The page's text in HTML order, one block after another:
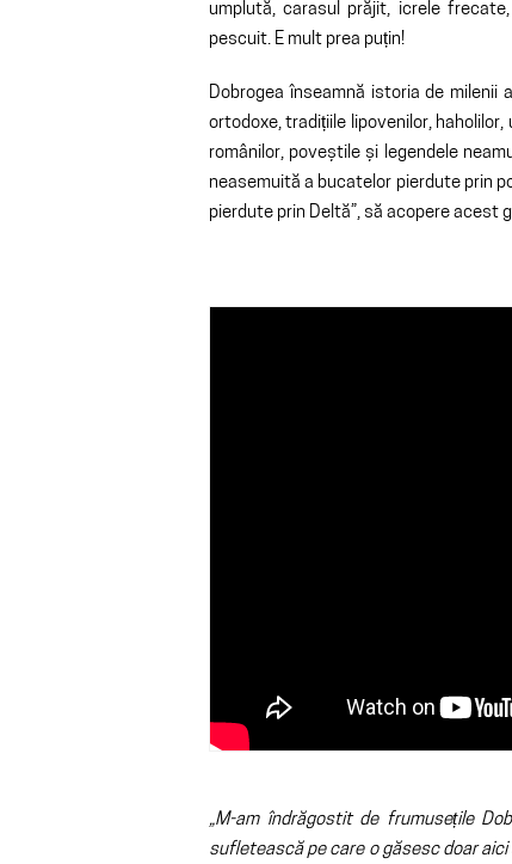
umplută, carasul prăjit, icrele
pescuit. E mult prea puțin!
Dobrogea înseamnă istoria de
ortodoxe, tradițiile lipovenilor,
românilor, poveștile și legendele
neasemuită a bucatelor pierdute prin
pierdute prin Deltă”, să acopere acest
„M-am îndrăgostit de frumusețile
sufletească pe care o găsesc doar